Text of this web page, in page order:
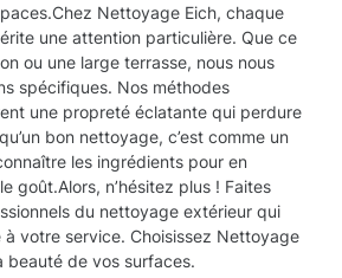
Nettoyage Eich, chaque
une attention particulière. Que ce
ou une large terrasse, nous nous
spécifiques. Nos méthodes
une propreté éclatante qui perdure
bon nettoyage, c’est comme un
les ingrédients pour en
goût.Alors, n’hésitez plus ! Faites
du nettoyage extérieur qui
votre service. Choisissez Nettoyage
beauté de vos surfaces.